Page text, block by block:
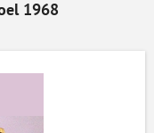
1968